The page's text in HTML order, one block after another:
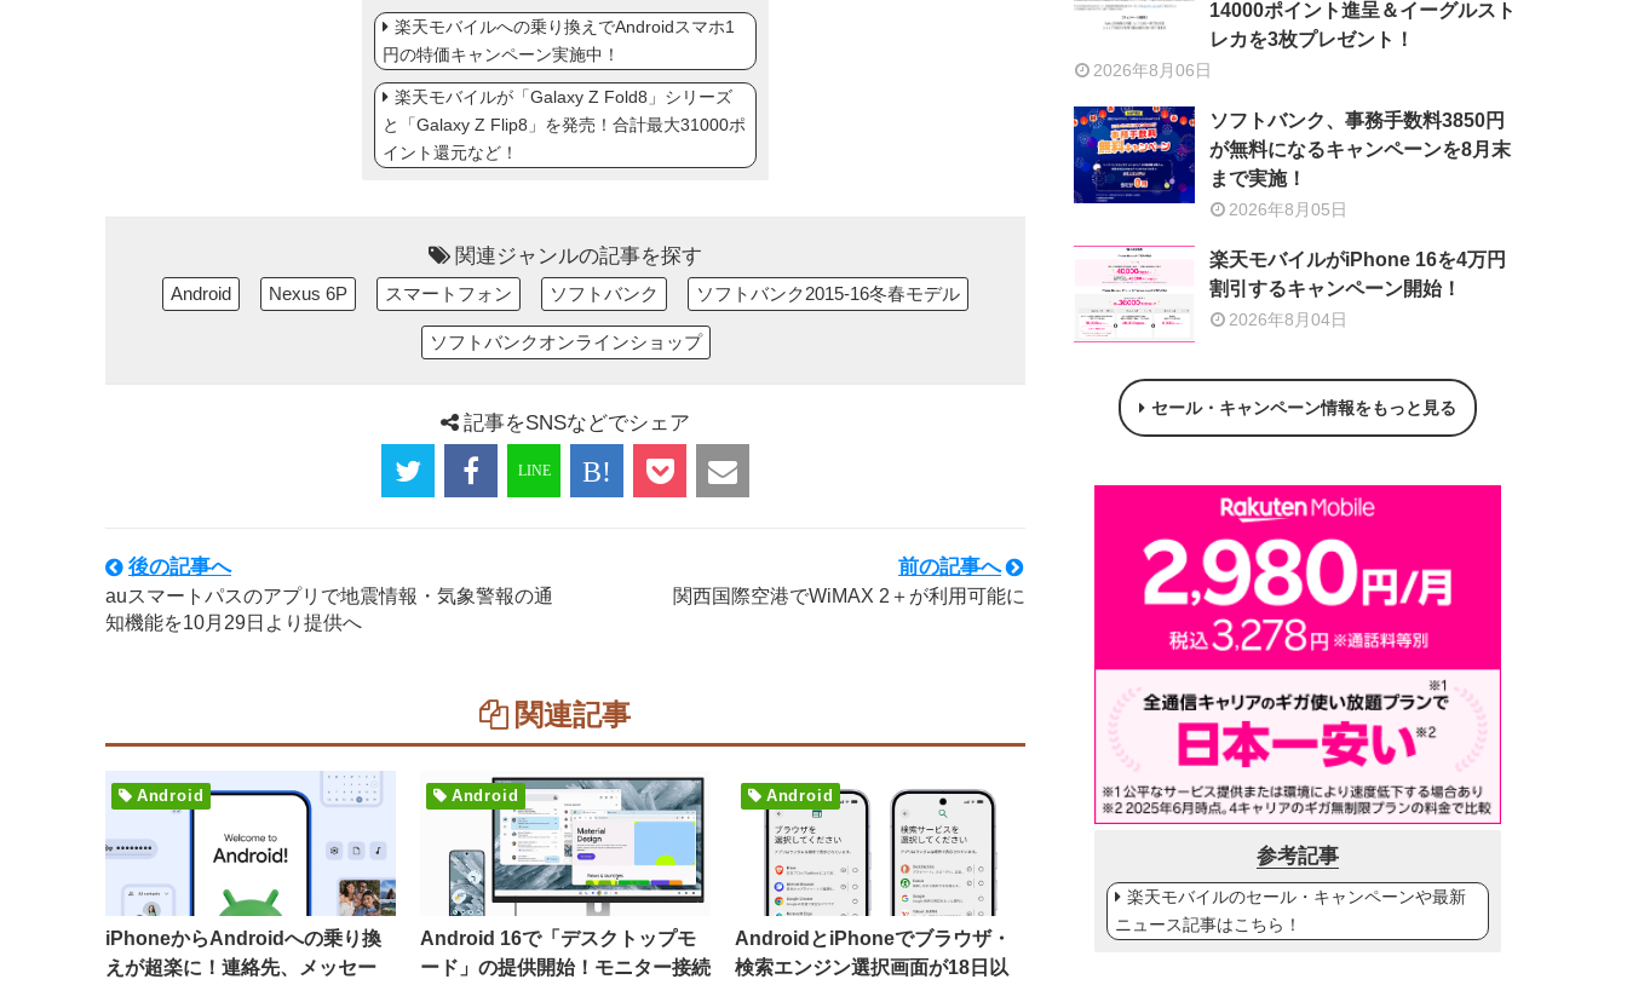
楽天モバイルへの乗り換えでAndroidスマホ1
円の特価キャンペーン実施中！
楽天モバイルが「Galaxy Z Fold8」シリーズ
と「Galaxy Z Flip8」を発売！合計最大31000ポ
イント還元など！
関連ジャンルの記事を探す
Android Nexus 6P スマートフォン ソフトバンク ソフトバンク2015-16冬春モデル
ソフトバンクオンラインショップ
記事をSNSなどでシェア
後の記事へ
auスマートパスのアプリで地震情報・気象警報の通
知機能を10月29日より提供へ
前の記事へ
関西国際空港でWiMAX 2＋が利用可能に
関連記事
Android
iPhoneからAndroidへの乗り換
えが超楽に！連絡先、メッセー
Android
Android 16で「デスクトップモ
ード」の提供開始！モニター接続
Android
AndroidとiPhoneでブラウザ・
検索エンジン選択画面が18日以
14000ポイント進呈＆イーグルスト
レカを3枚プレゼント！
2026年8月06日
ソフトバンク、事務手数料3850円
が無料になるキャンペーンを8月末
まで実施！
2026年8月05日
楽天モバイルがiPhone 16を4万円
割引するキャンペーン開始！
2026年8月04日
セール・キャンペーン情報をもっと見る
参考記事
楽天モバイルのセール・キャンペーンや最新
ニュース記事はこちら！